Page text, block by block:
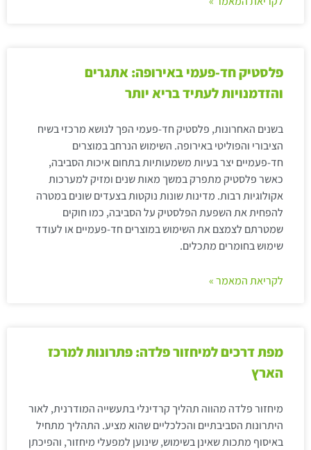
פלסטיק חד-פעמי באירופה: אתגרים
והזדמנויות לעתיד בריא יותר
בשנים האחרונות, פלסטיק חד-פעמי הפך לנושא מרכזי בשיח
הציבורי והפוליטי באירופה. השימוש הנרחב במוצרים
חד-פעמיים יצר בעיות משמעותיות בתחום איכות הסביבה,
כאשר פלסטיק מתפרק במשך מאות שנים ומזיק למערכות
אקולוגיות רבות. מדינות שונות נוקטות בצעדים שונים במטרה
להפחית את השפעת הפלסטיק על הסביבה, כמו חוקים
שמטרתם לצמצם את השימוש במוצרים חד-פעמיים או לעודד
שימוש בחומרים מתכלים.
לקריאת המאמר »
מפת דרכים למיחזור פלדה: פתרונות למרכז
הארץ
מיחזור פלדה מהווה תהליך קרדינלי בתעשייה המודרנית, לאור
היתרונות הסביבתיים והכלכליים שהוא מציע. התהליך מתחיל
באיסוף מתכות שאינן בשימוש, שינוען למפעלי מיחזור, והפיכתן